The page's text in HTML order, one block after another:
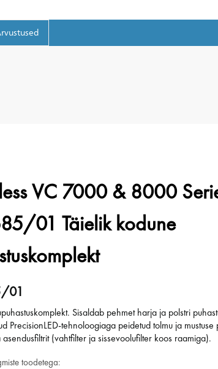
VC 7000 & 8000
01 Täielik kodune
01
Sisaldab pehmet harja ja polstri
PrecisionLED-tehnoloogiaga peidetud tolmu ja mustuse
asendusfiltrit (vahtfilter ja sissevoolufilter koos raamiga).
toodetega: